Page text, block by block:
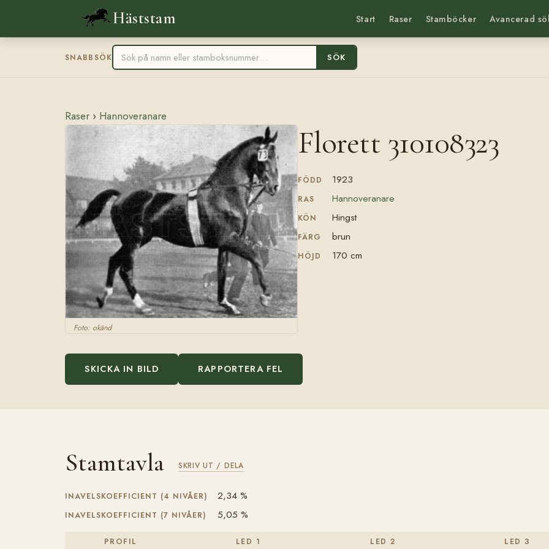
Häststam Start Raser Stamböcker Avancerad
SNABBSÖK SÖK
Raser › Hannoveranare
Foto: okänd
Florett 310108323
FÖDD 1923
RAS Hannoveranare
KÖN Hingst
FÄRG brun
HÖJD 170 cm
SKICKA IN BILD RAPPORTERA FEL
Stamtavla SKRIV UT / DELA
INAVELSKOEFFICIENT (4 NIVÅER) 2,34 %
INAVELSKOEFFICIENT (7 NIVÅER) 5,05 %
PROFIL LED 1 LED 2 LED 3